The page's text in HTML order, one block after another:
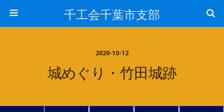
千工会千葉市支部
2020-10-12
城めぐり・竹田城跡